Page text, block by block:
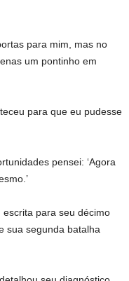
para mim, mas no
um pontinho em
para que eu pudesse
pensei: ‘Agora
escrita para seu décimo
sua segunda batalha